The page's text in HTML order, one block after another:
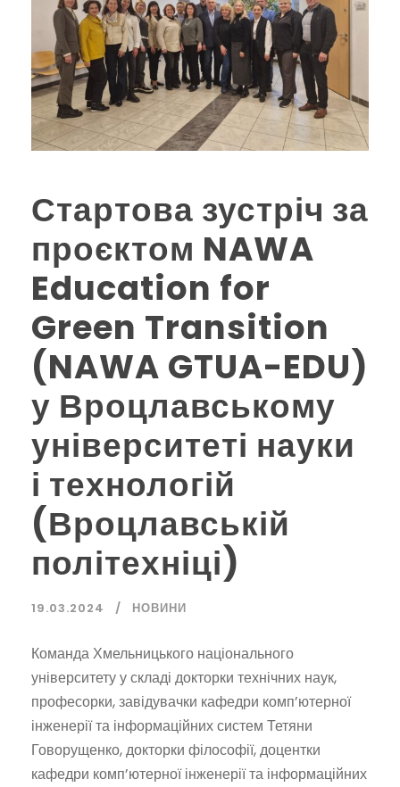
Стартова зустріч за
проєктом NAWA
Education for
Green Transition
(NAWA GTUA-EDU)
у Вроцлавському
університеті науки
і технологій
(Вроцлавській
політехніці)
19.03.2024 НОВИНИ
Команда Хмельницького національного
університету у складі докторки технічних наук,
професорки, завідувачки кафедри комп’ютерної
інженерії та інформаційних систем Тетяни
Говорущенко, докторки філософії, доцентки
кафедри комп’ютерної інженерії та інформаційних